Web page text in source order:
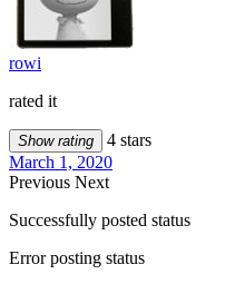
rowi
rated it
Show rating
4 stars
March 1, 2020
Previous Next
Successfully posted status
Error posting status